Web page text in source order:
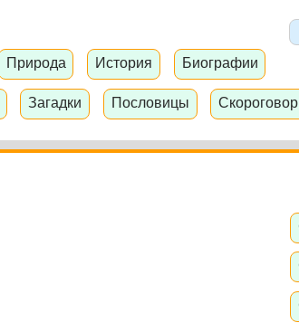
Природа История Биографии
Загадки Пословицы